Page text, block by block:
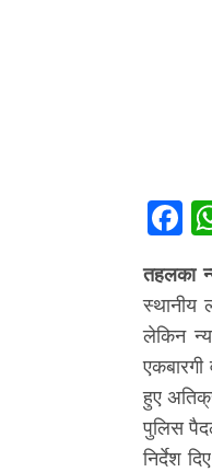
तहलका
स्थानीय
लेकिन
हुए
पुलिस
निर्देश